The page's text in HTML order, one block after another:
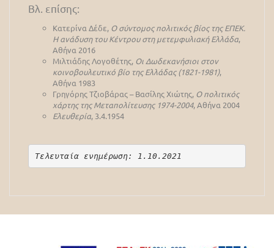
Βλ. επίσης:
Κατερίνα Δέδε, Ο σύντομος πολιτικός βίος της ΕΠΕΚ.
Η ανάδυση του Κέντρου στη μετεμφυλιακή Ελλάδα,
Αθήνα 2016
Μιλτιάδης Λογοθέτης, Οι Δωδεκανήσιοι στον
κοινοβουλευτικό βίο της Ελλάδας (1821-1981),
Αθήνα 1983
Γρηγόρης Τζιοβάρας – Βασίλης Χιώτης, Ο πολιτικός
χάρτης της Μεταπολίτευσης 1974-2004, Αθήνα 2004
Ελευθερία, 3.4.1954
Τελευταία ενημέρωση: 1.10.2021